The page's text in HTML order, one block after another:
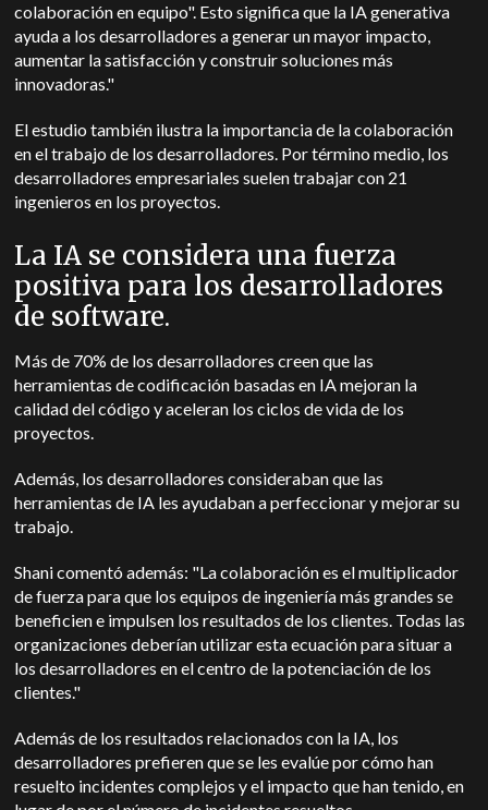
colaboración en equipo". Esto significa que la IA generativa
ayuda a los desarrolladores a generar un mayor impacto,
aumentar la satisfacción y construir soluciones más
innovadoras."
El estudio también ilustra la importancia de la colaboración
en el trabajo de los desarrolladores. Por término medio, los
desarrolladores empresariales suelen trabajar con 21
ingenieros en los proyectos.
La IA se considera una fuerza
positiva para los desarrolladores
de software.
Más de 70% de los desarrolladores creen que las
herramientas de codificación basadas en IA mejoran la
calidad del código y aceleran los ciclos de vida de los
proyectos.
Además, los desarrolladores consideraban que las
herramientas de IA les ayudaban a perfeccionar y mejorar su
trabajo.
Shani comentó además: "La colaboración es el multiplicador
de fuerza para que los equipos de ingeniería más grandes se
beneficien e impulsen los resultados de los clientes. Todas las
organizaciones deberían utilizar esta ecuación para situar a
los desarrolladores en el centro de la potenciación de los
clientes."
Además de los resultados relacionados con la IA, los
desarrolladores prefieren que se les evalúe por cómo han
resuelto incidentes complejos y el impacto que han tenido, en